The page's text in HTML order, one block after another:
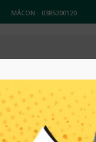
MÂCON : 0385200120